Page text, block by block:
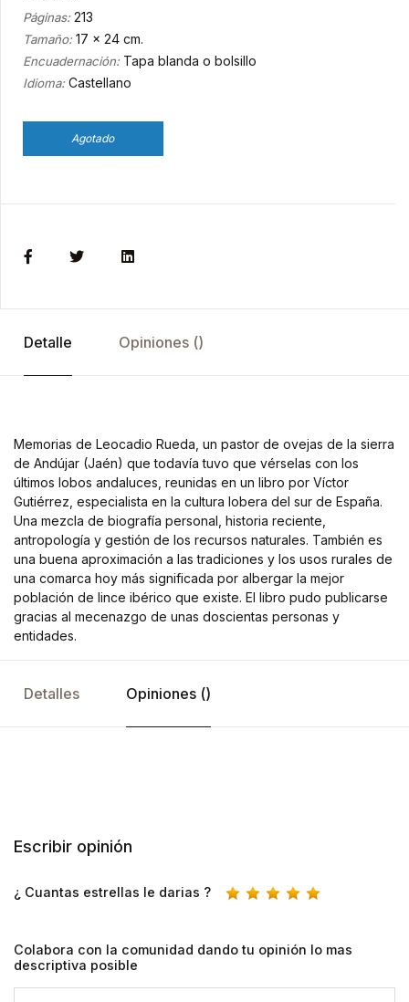
Páginas:213
Tamaño:17 x 24 cm.
Encuadernación:Tapa blanda o bolsillo
Idioma:Castellano
Agotado
Detalle Opiniones ()
Memorias de Leocadio Rueda, un pastor de ovejas de la sierra
de Andújar (Jaén) que todavía tuvo que vérselas con los
últimos lobos andaluces, reunidas en un libro por Víctor
Gutiérrez, especialista en la cultura lobera del sur de España.
Una mezcla de biografía personal, historia reciente,
antropología y gestión de los recursos naturales. También es
una buena aproximación a las tradiciones y los usos rurales de
una comarca hoy más significada por albergar la mejor
población de lince ibérico que existe. El libro pudo publicarse
gracias al mecenazgo de unas doscientas personas y
entidades.
Detalles Opiniones ()
Escribir opinión
¿ Cuantas estrellas le darias ?
Colabora con la comunidad dando tu opinión lo mas
descriptiva posible